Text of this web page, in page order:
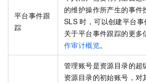
平台事件跟
踪
的维护操作所产生的事件
SLS 时，可以创建平台事
关于平台事件跟踪的更多
作审计概览。
管理账号是资源目录的超
资源目录的初始账号，对